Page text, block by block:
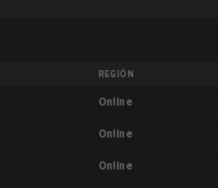
REGIÓN
Online
Online
Online